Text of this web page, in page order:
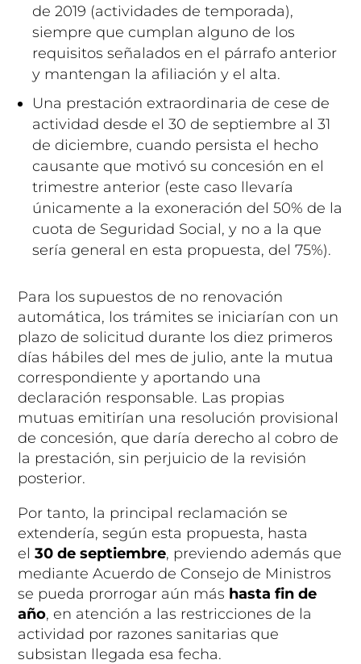
de 2019 (actividades de temporada),
siempre que cumplan alguno de los
requisitos señalados en el párrafo anterior
y mantengan la afiliación y el alta.
Una prestación extraordinaria de cese de
actividad desde el 30 de septiembre al 31
de diciembre, cuando persista el hecho
causante que motivó su concesión en el
trimestre anterior (este caso llevaría
únicamente a la exoneración del 50% de la
cuota de Seguridad Social, y no a la que
sería general en esta propuesta, del 75%).
Para los supuestos de no renovación
automática, los trámites se iniciarían con un
plazo de solicitud durante los diez primeros
días hábiles del mes de julio, ante la mutua
correspondiente y aportando una
declaración responsable. Las propias
mutuas emitirían una resolución provisional
de concesión, que daría derecho al cobro de
la prestación, sin perjuicio de la revisión
posterior.
Por tanto, la principal reclamación se
extendería, según esta propuesta, hasta
el30 de septiembre, previendo además que
mediante Acuerdo de Consejo de Ministros
se pueda prorrogar aún más hasta fin de
año, en atención a las restricciones de la
actividad por razones sanitarias que
subsistan llegada esa fecha.